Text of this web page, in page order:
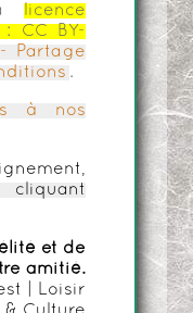
licence
:
CC BY-
Partage
.
à nos
cliquant
et de
amitié.
| Loisir